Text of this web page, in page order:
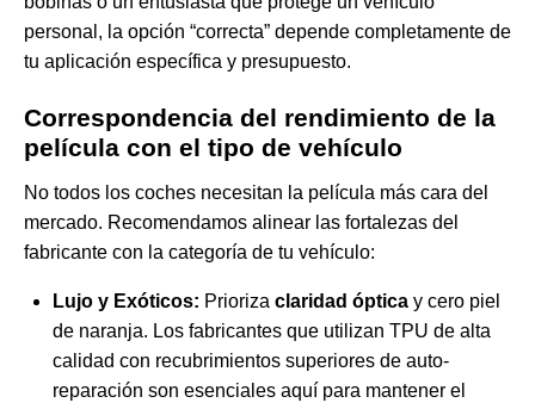
personal, la opción “correcta” depende completamente de
tu aplicación específica y presupuesto.
Correspondencia del rendimiento de la
película con el tipo de vehículo
No todos los coches necesitan la película más cara del
mercado. Recomendamos alinear las fortalezas del
fabricante con la categoría de tu vehículo:
Lujo y Exóticos: Prioriza claridad óptica y cero piel
de naranja. Los fabricantes que utilizan TPU de alta
calidad con recubrimientos superiores de auto-
reparación son esenciales aquí para mantener el